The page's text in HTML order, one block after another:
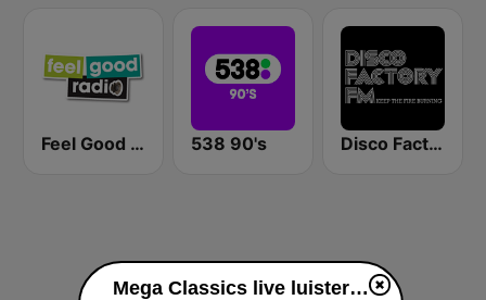
Feel Good Radio 538 90's Disco Factory
Mega Classics live luisteren